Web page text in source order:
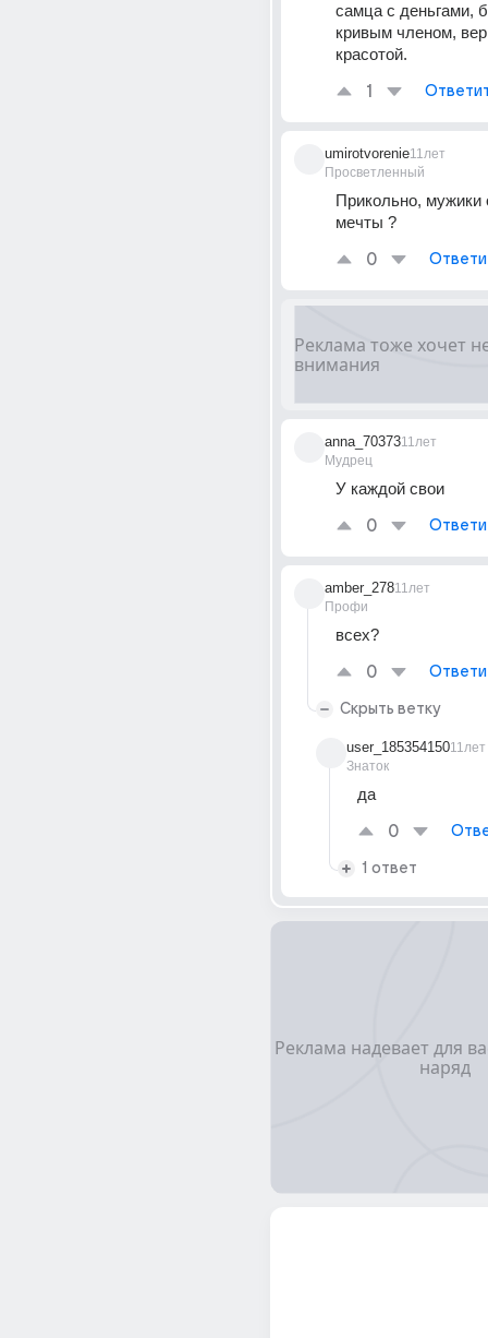
самца с деньгами,
кривым членом,
красотой.
1
umirotvorenie
Просветленный
11лет
Прикольно, мужики
мечты ?
0
anna_70373
Мудрец
11лет
У каждой свои
0
amber_278
Профи
11лет
всех?
0
Скрыть ветку
user_185354150
Знаток
11лет
да
0
1 ответ